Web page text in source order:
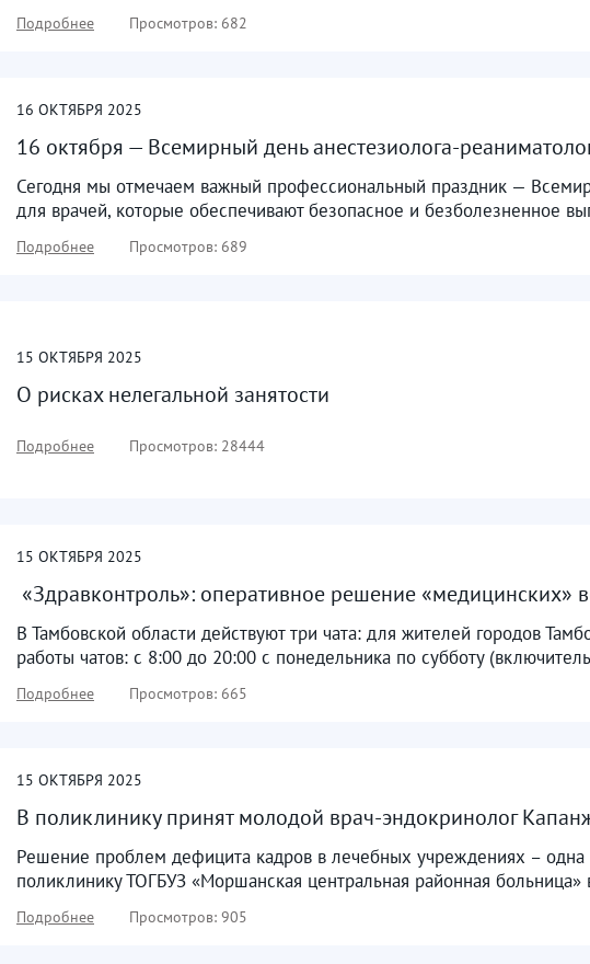
Подробнее Просмотров: 682
16 ОКТЯБРЯ 2025
16 октября — Всемирный день анестезиолога-
Сегодня мы отмечаем важный профессиональный праздник —
для врачей, которые обеспечивают безопасное и безболезненное
Подробнее Просмотров: 689
15 ОКТЯБРЯ 2025
О рисках нелегальной занятости
Подробнее Просмотров: 28444
15 ОКТЯБРЯ 2025
«Здравконтроль»: оперативное решение «медицинских»
В Тамбовской области действуют три чата: для жителей городов
работы чатов: с 8:00 до 20:00 с понедельника по субботу
Подробнее Просмотров: 665
15 ОКТЯБРЯ 2025
В поликлинику принят молодой врач-эндокринолог
Решение проблем дефицита кадров в лечебных учреждениях – одна
поликлинику ТОГБУЗ «Моршанская центральная районная больница»
Подробнее Просмотров: 905